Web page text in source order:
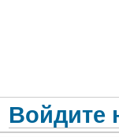
Войдите